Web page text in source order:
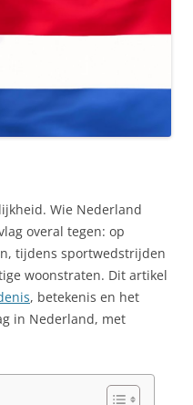
Wie Nederland
overal tegen: op
tijdens sportwedstrijden
woonstraten. Dit artikel
, betekenis en het
in Nederland, met